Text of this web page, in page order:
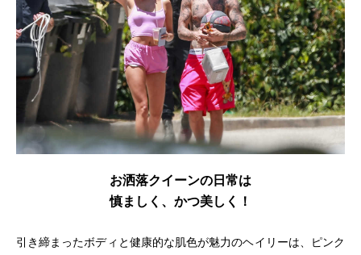
お洒落クイーンの日常は
慎ましく、かつ美しく！
引き締まったボディと健康的な肌色が魅力のヘイリーは、ピンク